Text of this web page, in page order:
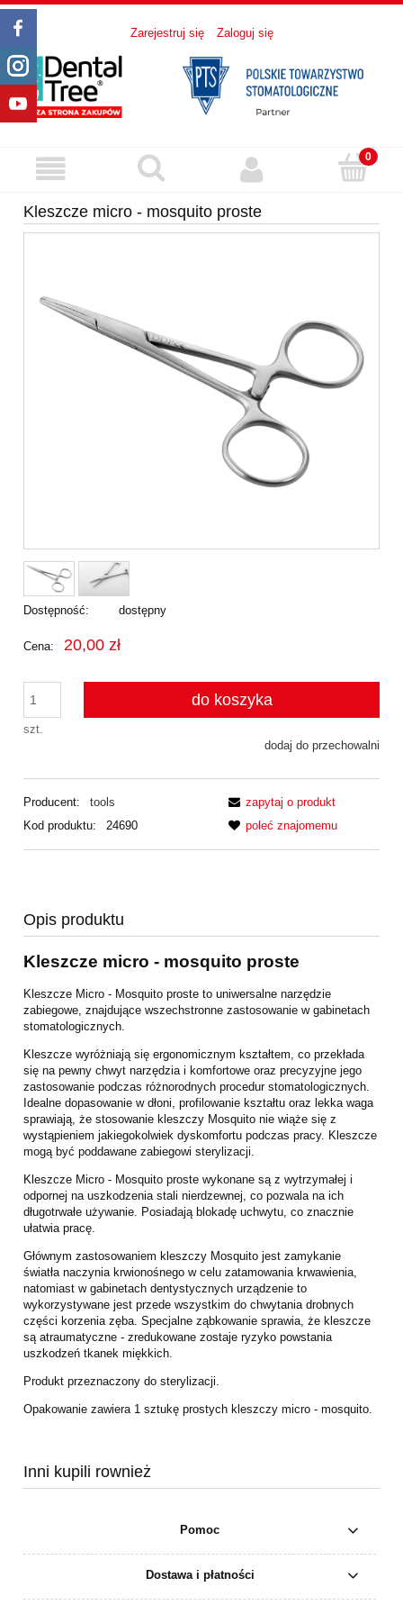
Zarejestruj się Zaloguj się
Kleszcze micro - mosquito proste
Dostępność: dostępny
Cena: 20,00 zł
szt.
do koszyka
dodaj do przechowalni
Producent:
tools
Kod produktu:
24690
zapytaj o produkt
poleć znajomemu
Opis produktu
Kleszcze micro - mosquito proste
Kleszcze Micro - Mosquito proste to uniwersalne narzędzie
zabiegowe, znajdujące wszechstronne zastosowanie w gabinetach
stomatologicznych.
Kleszcze wyróżniają się ergonomicznym kształtem, co przekłada
się na pewny chwyt narzędzia i komfortowe oraz precyzyjne jego
zastosowanie podczas różnorodnych procedur stomatologicznych.
Idealne dopasowanie w dłoni, profilowanie kształtu oraz lekka waga
sprawiają, że stosowanie kleszczy Mosquito nie wiąże się z
wystąpieniem jakiegokolwiek dyskomfortu podczas pracy. Kleszcze
mogą być poddawane zabiegowi sterylizacji.
Kleszcze Micro - Mosquito proste wykonane są z wytrzymałej i
odpornej na uszkodzenia stali nierdzewnej, co pozwala na ich
długotrwałe używanie. Posiadają blokadę uchwytu, co znacznie
ułatwia pracę.
Głównym zastosowaniem kleszczy Mosquito jest zamykanie
światła naczynia krwionośnego w celu zatamowania krwawienia,
natomiast w gabinetach dentystycznych urządzenie to
wykorzystywane jest przede wszystkim do chwytania drobnych
części korzenia zęba. Specjalne ząbkowanie sprawia, że kleszcze
są atraumatyczne - zredukowane zostaje ryzyko powstania
uszkodzeń tkanek miękkich.
Produkt przeznaczony do sterylizacji.
Opakowanie zawiera 1 sztukę prostych kleszczy micro - mosquito.
Inni kupili rownież
Pomoc
Dostawa i płatności